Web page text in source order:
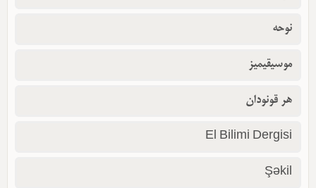
نوحه
موسیقیمیز
هر قونودان
El Bilimi Dergisi
Şəkil